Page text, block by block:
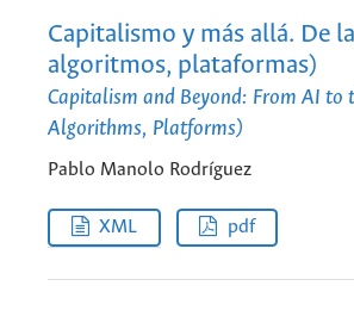
Capitalismo y más allá. De
algoritmos, plataformas)
Capitalism and Beyond: From AI to
Algorithms, Platforms)
Pablo Manolo Rodríguez
XML pdf